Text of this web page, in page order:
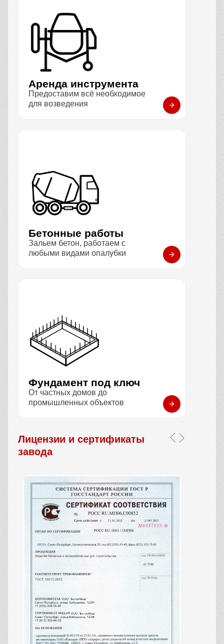
Аренда инструмента
Предоставим всё необходимое
для возведения
Бетонные работы
Зальем бетон, работаем с
любыми видами опалубки
Фундамент под ключ
От частных домов до
промышленных объектов
Лицензии и сертификаты
завода